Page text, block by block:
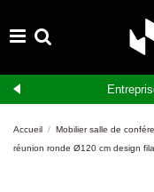
Accueil Mobilier salle de
réunion ronde Ø120 cm design